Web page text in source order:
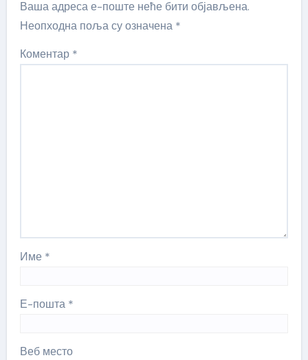
Ваша адреса е-поште неће бити објављена.
Неопходна поља су означена *
Коментар *
Име *
Е-пошта *
Веб место